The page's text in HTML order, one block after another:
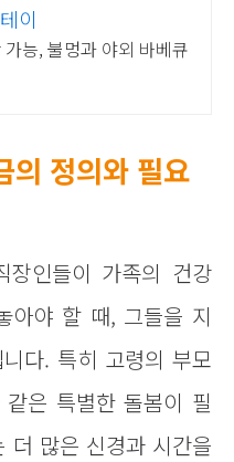
이
능, 불멍과 야외 바베큐
의 정의와 필요
장인들이 가족의 건강
아야 할 때, 그들을 지
다. 특히 고령의 부모
은 특별한 돌봄이 필
더 많은 신경과 시간을